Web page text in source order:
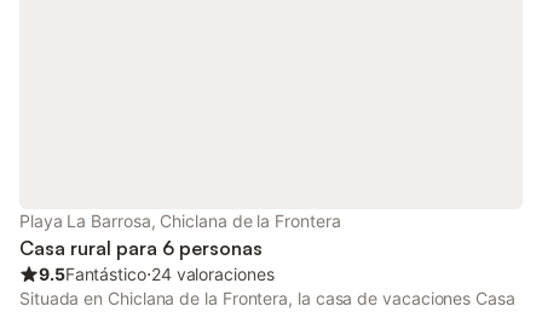
Playa La Barrosa, Chiclana de la Frontera
Casa rural para 6 personas
9.5Fantástico⋅24 valoraciones
Situada en Chiclana de la Frontera, la casa de vacaciones Casa